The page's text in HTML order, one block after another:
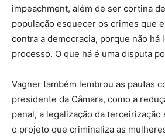
impeachment, além de ser cortina
população esquecer os crimes que
contra a democracia, porque não há
processo. O que há é uma disputa
Vagner também lembrou as pautas
presidente da Câmara, como a
penal, a legalização da terceirização
o projeto que criminaliza as